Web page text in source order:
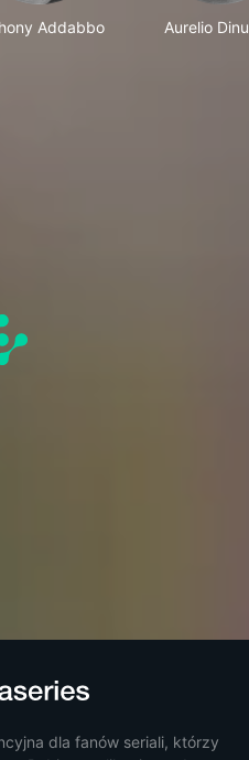
Addabbo Aurelio
dla fanów seriali, którzy